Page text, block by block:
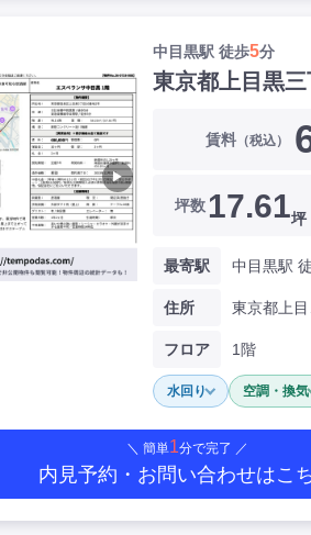
▶
中目黒駅 徒歩5分
東京都上目黒
賃料（税込）
坪数 17.61坪
最寄駅 中目黒駅
住所
フロア 1階
水回り 空調・換気
＼ 簡単1分で完了 ／
内見予約・お問い合わせはこ